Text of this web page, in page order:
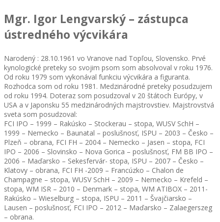
Mgr. Igor Lengvarský – zástupca
ústredného výcvikára
Narodený : 28.10.1961 vo Vranove nad Topľou, Slovensko. Prvé
kynologické preteky so svojim psom som absolvoval v roku 1976.
Od roku 1979 som vykonával funkciu výcvikára a figuranta.
Rozhodca som od roku 1981. Medzinárodné preteky posudzujem
od roku 1994. Doteraz som posudzoval v 20 štátoch Európy, v
USA a v Japonsku 55 medzinárodných majstrovstiev. Majstrovstvá
sveta som posudzoval:
FCI IPO – 1999 – Rakúsko – Stockerau – stopa, WUSV SchH –
1999 – Nemecko – Baunatal – poslušnosť, ISPU – 2003 – Česko –
Plzeň – obrana, FCI FH – 2004 – Nemecko – Jasen – stopa, FCI
IPO – 2006 – Slovinsko – Nova Gorica – poslušnosť, FM BB IPO –
2006 – Maďarsko – Sekesfervár- stopa, ISPU – 2007 – Česko –
Klatovy – obrana, FCI FH -2009 – Francúzko – Chalon de
Champagne – stopa, WUSV SchH – 2009 – Nemecko – Krefeld –
stopa, WM ISR – 2010 – Denmark – stopa, WM ATIBOX – 2011-
Rakúsko – Wieselburg – stopa, ISPU – 2011 – Švajčiarsko –
Lausen – poslušnosť, FCI IPO – 2012 – Maďarsko – Zalaegerszeg
– obrana.